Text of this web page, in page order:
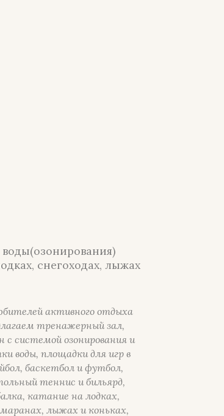
снегоходах, лыжах
активного отдыха
тренажерный зал,
с системой озонирования и
воды, площадки для игр в
баскетбол и футбол,
теннис и бильярд,
катание на лодках,
лыжах и коньках,